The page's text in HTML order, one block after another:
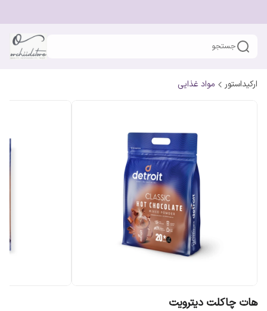
جستجو
ارکیداستور مواد غذایی
هات چاکلت دیترویت